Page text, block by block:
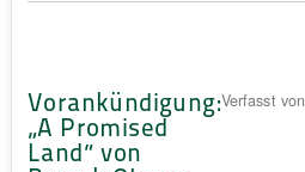
Vorankündigung:
„A Promised
Land“ von
Verfasst von